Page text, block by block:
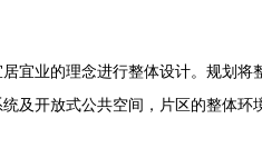
宜业的理念进行整体设计。规划将
及开放式公共空间，片区的整体环